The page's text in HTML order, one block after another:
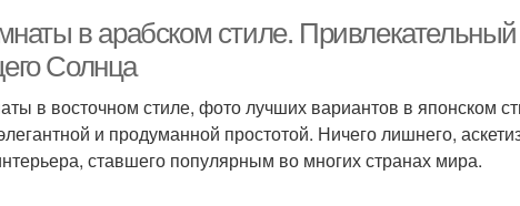
в арабском стиле.
Солнца
в восточном стиле, фото лучших вариантов в японском
и продуманной простотой. Ничего лишнего,
ставшего популярным во многих странах мира.